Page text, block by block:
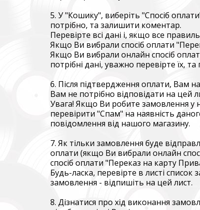
5. У "Кошику", виберіть "Спосіб
потрібно, та залишити коментар.
Перевірте всі дані і, якщо все
Якщо Ви вибрали спосіб оплати
Якщо Ви вибрали онлайн спосіб
потрібні дані, уважно перевірте їх,
6. Після підтвердження оплати, Вам
Вам не потрібно відповідати на цей
Увага! Якщо Ви робите замовлення у
перевірити "Спам" на наявність
повідомлення від нашого магазину.
7. Як тільки замовлення буде
оплати (якщо Ви вибрали онлайн
спосіб оплати "Переказ на карту
Будь-ласка, перевірте в листі
замовлення - відпишіть на цей лист.
8. Дізнатися про хід виконання